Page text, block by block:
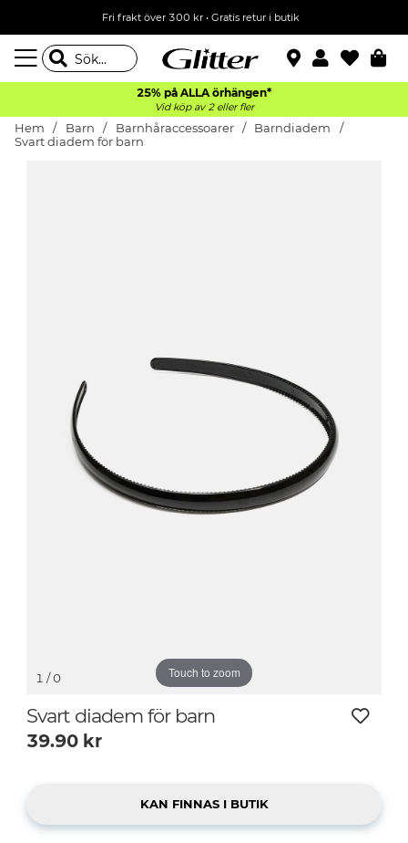
Fri frakt över 300 kr• Gratis retur i butik
25% på ALLA örhängen*
Vid köp av 2 eller fler
Hem Barn Barnhåraccessoarer
Barndiadem
Svart diadem för barn
Touch to zoom
1 / 0
Svart diadem för barn
39.90 kr